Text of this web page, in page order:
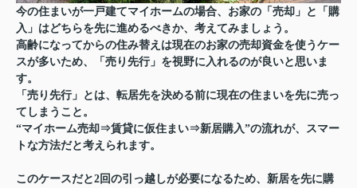
今の住まいが一戸建てマイホームの場合、お家の「売却」と「購
入」はどちらを先に進めるべきか、考えてみましょう。
高齢になってからの住み替えは現在のお家の売却資金を使うケー
スが多いため、「売り先行」を視野に入れるのが良いと思いま
す。
「売り先行」とは、転居先を決める前に現在の住まいを先に売っ
てしまうこと。
“マイホーム売却⇒賃貸に仮住まい⇒新居購入”の流れが、スマー
トな方法だと考えられます。
このケースだと2回の引っ越しが必要になるため、新居を先に購